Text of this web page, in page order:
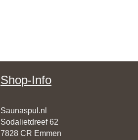
Shop-Info
Saunaspul.nl
Sodalietdreef 62
7828 CR Emmen